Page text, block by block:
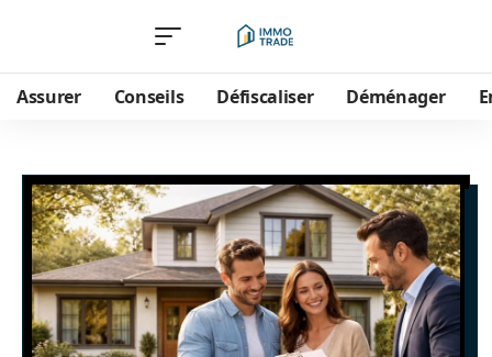
Assurer Conseils Défiscaliser Déménager